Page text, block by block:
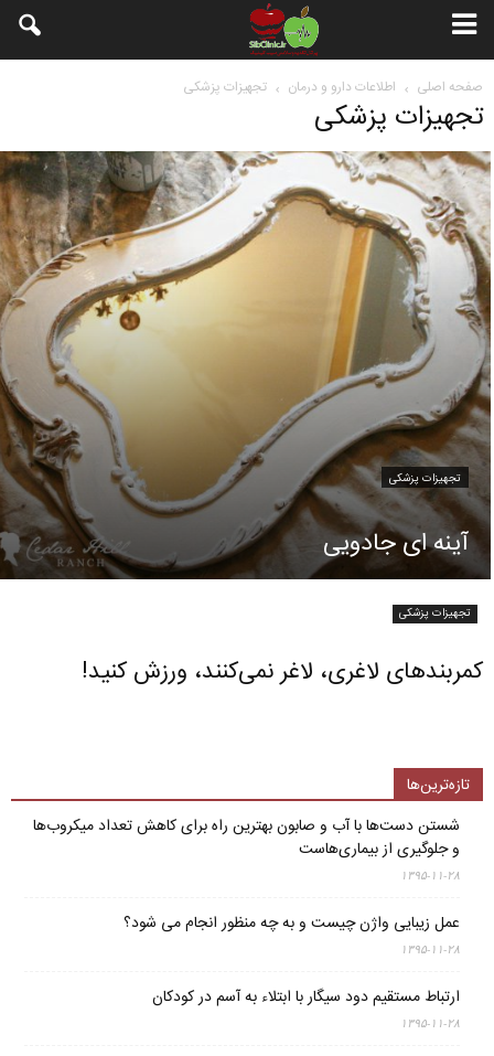
صفحه اصلی اطلاعات دارو و درمان تجهیزات پزشکی
تجهیزات پزشکی
تجهیزات پزشکی
آینه ای جادویی
تجهیزات پزشکی
کمربندهای لاغری، لاغر نمی‌کنند، ورزش کنید!
تازه‌ترین‌ها
شستن دست‌ها با آب و صابون بهترین راه برای کاهش تعداد میکروب‌ها
و جلوگیری از بیماری‌هاست
۱۳۹۵-۱۱-۲۸
عمل زیبایی واژن چیست و به چه منظور انجام می شود؟
۱۳۹۵-۱۱-۲۸
ارتباط مستقیم دود سیگار با ابتلاء به آسم در کودکان
۱۳۹۵-۱۱-۲۸